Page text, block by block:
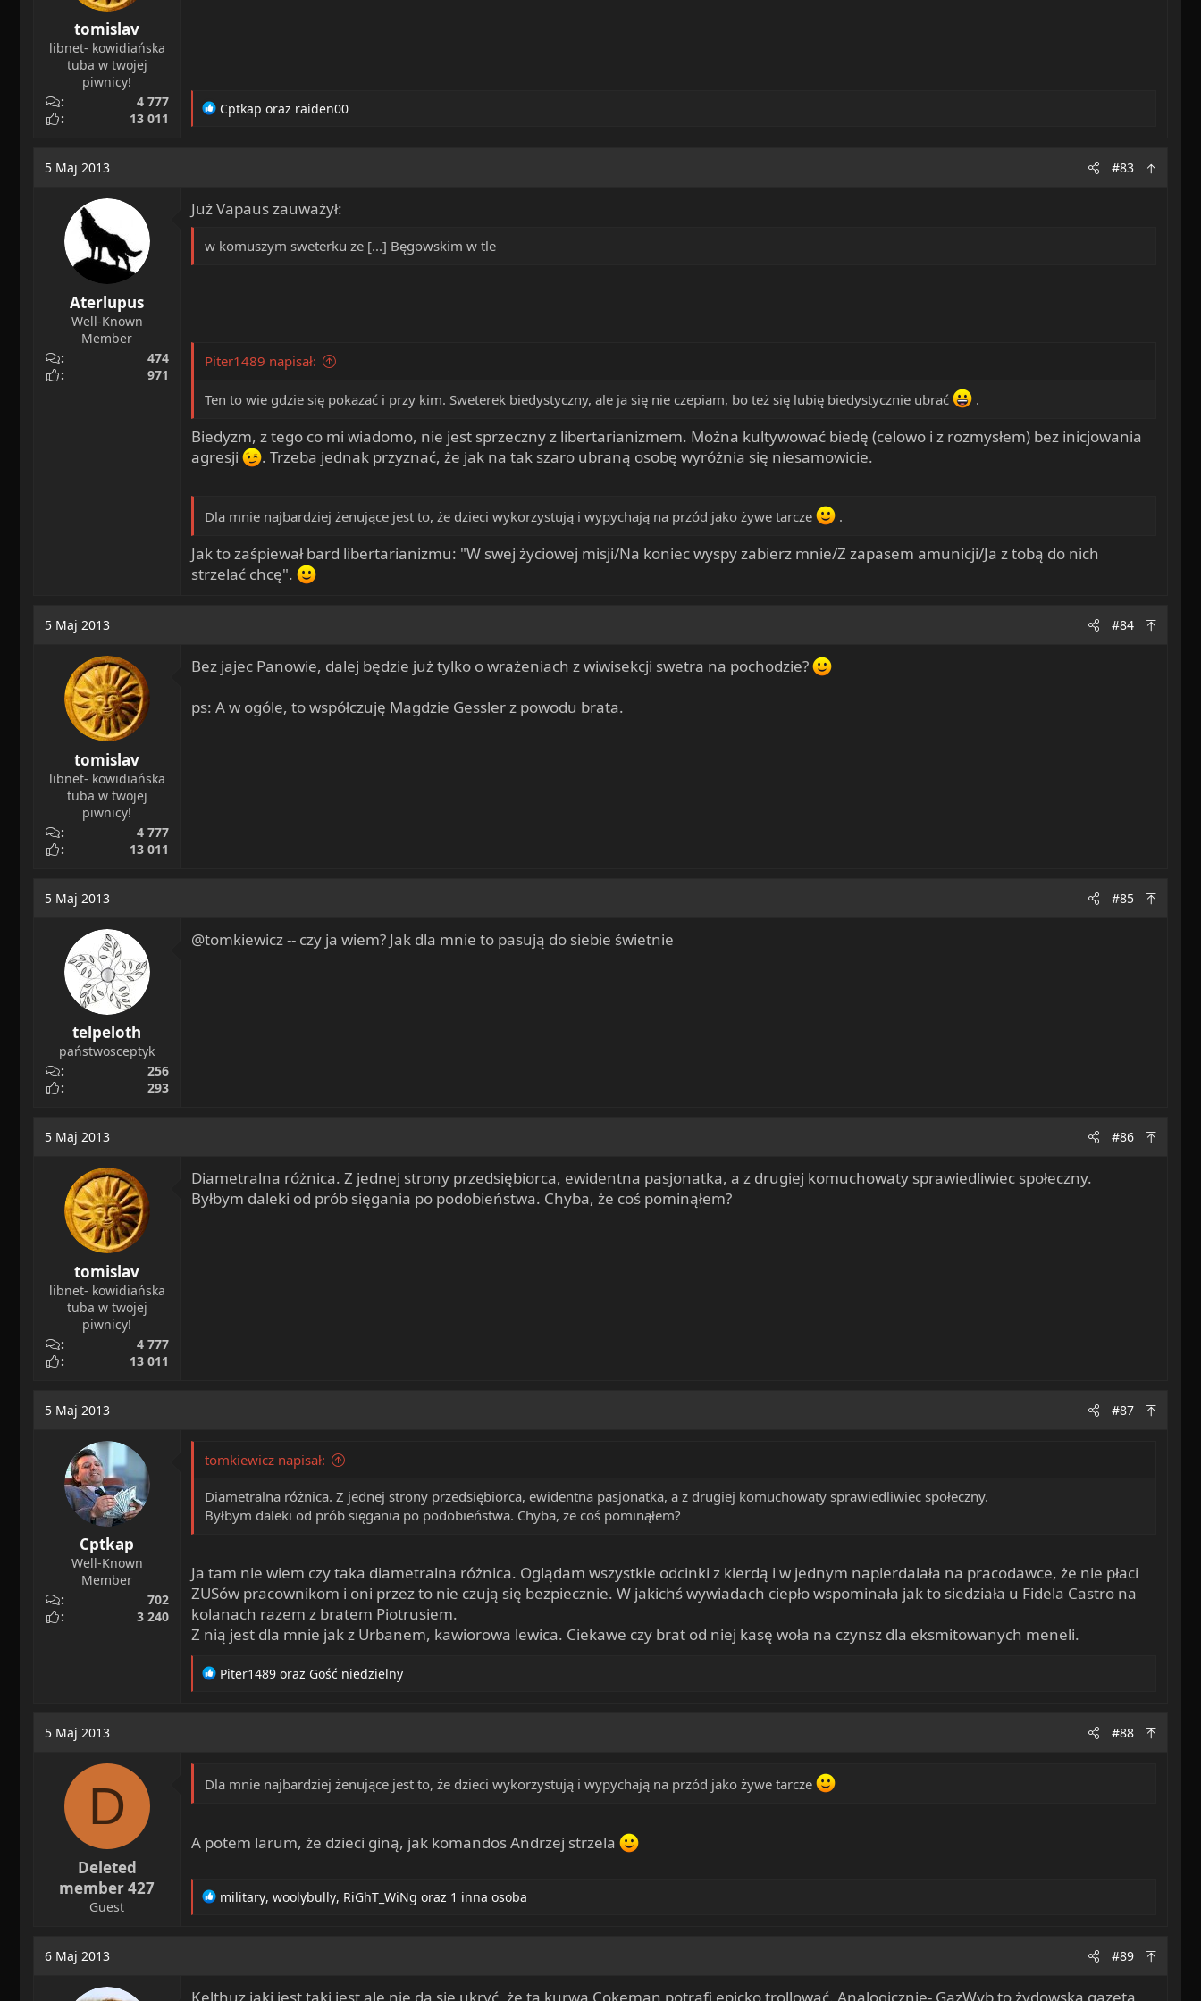
tomislav
libnet- kowidiańska
tuba w twojej
piwnicy!
4 777
13 011
R
o
s
Cptkap oraz raiden00
5 Maj 2013 #83
Aterlupus
Well-Known
Member
474
971
Już Vapaus zauważył:
w komuszym sweterku ze [...] Bęgowskim w tle
Piter1489 napisał:
Ten to wie gdzie się pokazać i przy kim. Sweterek biedystyczny, ale ja się nie czepiam, bo też się lubię biedystycznie ubrać .
Biedyzm, z tego co mi wiadomo, nie jest sprzeczny z libertarianizmem. Można kultywować biedę (celowo i z rozmysłem) bez inicjowania
agresji
. Trzeba jednak przyznać, że jak na tak szaro ubraną osobę wyróżnia się niesamowicie.
Dla mnie najbardziej żenujące jest to, że dzieci wykorzystują i wypychają na przód jako żywe tarcze .
Jak to zaśpiewał bard libertarianizmu: "W swej życiowej misji/Na koniec wyspy zabierz mnie/Z zapasem amunicji/Ja z tobą do nich
strzelać chcę".
5 Maj 2013 #84
tomislav
libnet- kowidiańska
tuba w twojej
piwnicy!
4 777
13 011
Bez jajec Panowie, dalej będzie już tylko o wrażeniach z wiwisekcji swetra na pochodzie?
ps: A w ogóle, to współczuję Magdzie Gessler z powodu brata.
5 Maj 2013 #85
telpeloth
państwosceptyk
256
293
@tomkiewicz -- czy ja wiem? Jak dla mnie to pasują do siebie świetnie
5 Maj 2013 #86
tomislav
libnet- kowidiańska
tuba w twojej
piwnicy!
4 777
13 011
Diametralna różnica. Z jednej strony przedsiębiorca, ewidentna pasjonatka, a z drugiej komuchowaty sprawiedliwiec społeczny.
Byłbym daleki od prób sięgania po podobieństwa. Chyba, że coś pominąłem?
5 Maj 2013 #87
Cptkap
Well-Known
Member
702
3 240
tomkiewicz napisał:
Diametralna różnica. Z jednej strony przedsiębiorca, ewidentna pasjonatka, a z drugiej komuchowaty sprawiedliwiec społeczny.
Byłbym daleki od prób sięgania po podobieństwa. Chyba, że coś pominąłem?
Ja tam nie wiem czy taka diametralna różnica. Oglądam wszystkie odcinki z kierdą i w jednym napierdalała na pracodawce, że nie płaci
ZUSów pracownikom i oni przez to nie czują się bezpiecznie. W jakichś wywiadach ciepło wspominała jak to siedziała u Fidela Castro na
kolanach razem z bratem Piotrusiem.
Z nią jest dla mnie jak z Urbanem, kawiorowa lewica. Ciekawe czy brat od niej kasę woła na czynsz dla eksmitowanych meneli.
R
n
Piter1489 oraz Gość niedzielny
5 Maj 2013 #88
D
Deleted
member 427
Guest
Dla mnie najbardziej żenujące jest to, że dzieci wykorzystują i wypychają na przód jako żywe tarcze
A potem larum, że dzieci giną, jak komandos Andrzej strzela
R
o
military, woolybully, RiGhT_WiNg oraz 1 inna osoba
6 Maj 2013 #89
Kelthuz jaki jest taki jest ale nie da się ukryć, że ta kurwa Cokeman potrafi epicko trollować. Analogicznie- GazWyb to żydowska gazeta